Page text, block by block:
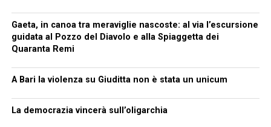
Gaeta, in canoa tra meraviglie nascoste: al via l’escursione
guidata al Pozzo del Diavolo e alla Spiaggetta dei
Quaranta Remi
A Bari la violenza su Giuditta non è stata un unicum
La democrazia vincerà sull’oligarchia